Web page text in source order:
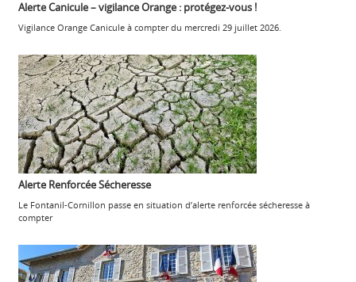
Alerte Canicule – vigilance Orange : protégez-vous !
Vigilance Orange Canicule à compter du mercredi 29 juillet 2026.
Alerte Renforcée Sécheresse
Le Fontanil-Cornillon passe en situation d’alerte renforcée sécheresse à
compter